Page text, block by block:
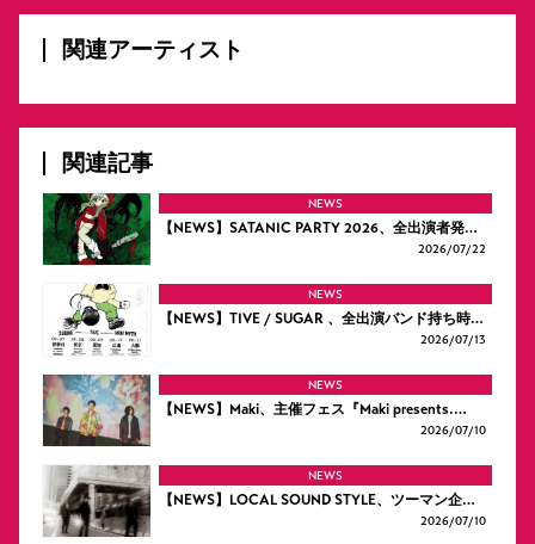
関連アーティスト
関連記事
NEWS
【NEWS】SATANIC PARTY 2026、全出演者発…
2026/07/22
NEWS
【NEWS】TIVE / SUGAR 、全出演バンド持ち時…
2026/07/13
NEWS
【NEWS】Maki、主催フェス『Maki presents.…
2026/07/10
NEWS
【NEWS】LOCAL SOUND STYLE、ツーマン企…
2026/07/10